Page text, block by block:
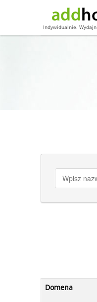
Indywidualnie.
Domena